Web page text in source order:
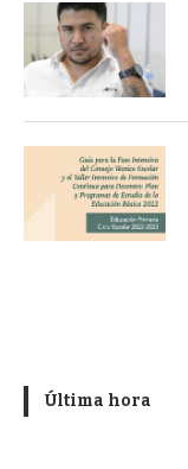
Última hora